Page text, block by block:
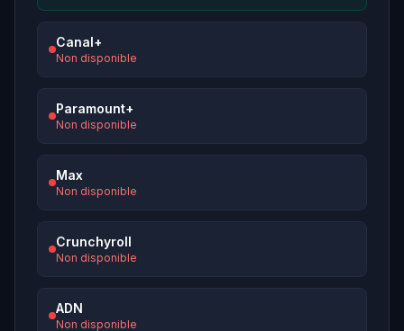
Canal+
Non disponible
Paramount+
Non disponible
Max
Non disponible
Crunchyroll
Non disponible
ADN
Non disponible